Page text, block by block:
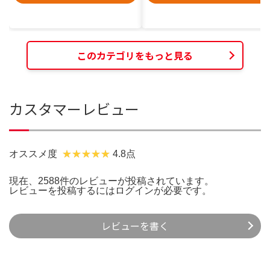
このカテゴリをもっと見る
カスタマーレビュー
オススメ度 4.8点
現在、2588件のレビューが投稿されています。
レビューを投稿するには ログインが必要です。
レビューを書く